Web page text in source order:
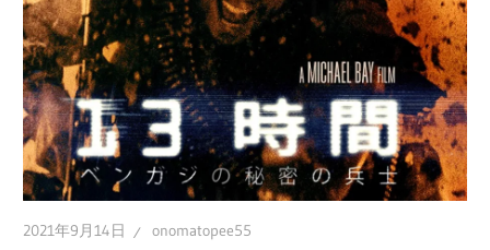
ロ
グ
2021年9月14日 onomatopee55